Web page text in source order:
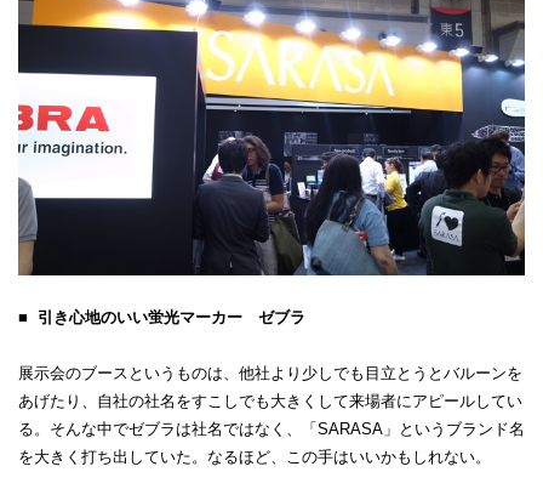
■ 引き心地のいい蛍光マーカー ゼブラ
展示会のブースというものは、他社より少しでも目立とうとバルーンを
あげたり、自社の社名をすこしでも大きくして来場者にアピールしてい
る。そんな中でゼブラは社名ではなく、「SARASA」というブランド名
を大きく打ち出していた。なるほど、この手はいいかもしれない。